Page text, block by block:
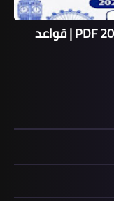
مذكرة Grammar خامسة ابتدائي 2027 PDF | قواعد